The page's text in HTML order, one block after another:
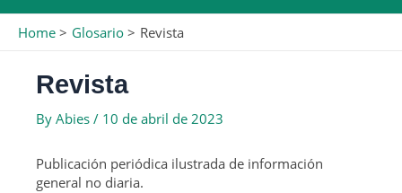
Home Glosario Revista
Revista
By Abies / 10 de abril de 2023
Publicación periódica ilustrada de información
general no diaria.